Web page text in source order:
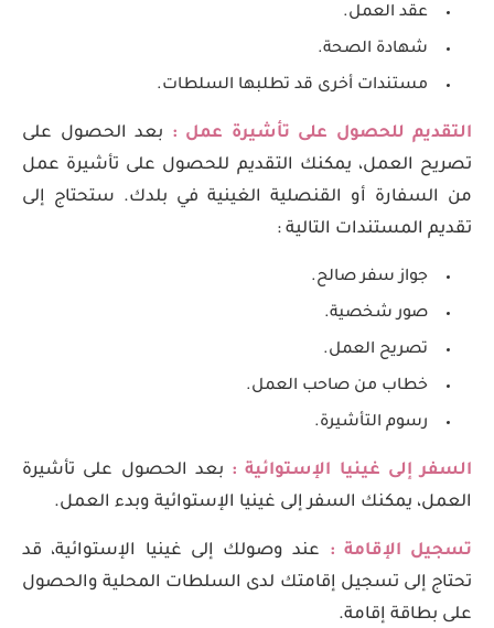
عقد العمل.
شهادة الصحة.
مستندات أخرى قد تطلبها السلطات.
التقديم للحصول على تأشيرة عمل : بعد الحصول على
تصريح العمل، يمكنك التقديم للحصول على تأشيرة عمل
من السفارة أو القنصلية الغينية في بلدك. ستحتاج إلى
تقديم المستندات التالية :
جواز سفر صالح.
صور شخصية.
تصريح العمل.
خطاب من صاحب العمل.
رسوم التأشيرة.
السفر إلى غينيا الإستوائية : بعد الحصول على تأشيرة
العمل، يمكنك السفر إلى غينيا الإستوائية وبدء العمل.
تسجيل الإقامة : عند وصولك إلى غينيا الإستوائية، قد
تحتاج إلى تسجيل إقامتك لدى السلطات المحلية والحصول
على بطاقة إقامة.